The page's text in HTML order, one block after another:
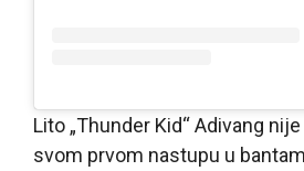
Lito „Thunder Kid“ Adivang
svom prvom nastupu u